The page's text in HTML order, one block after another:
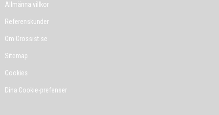
Allmänna villkor
Referenskunder
Om Grossist.se
Sitemap
Cookies
Dina Cookie-prefenser